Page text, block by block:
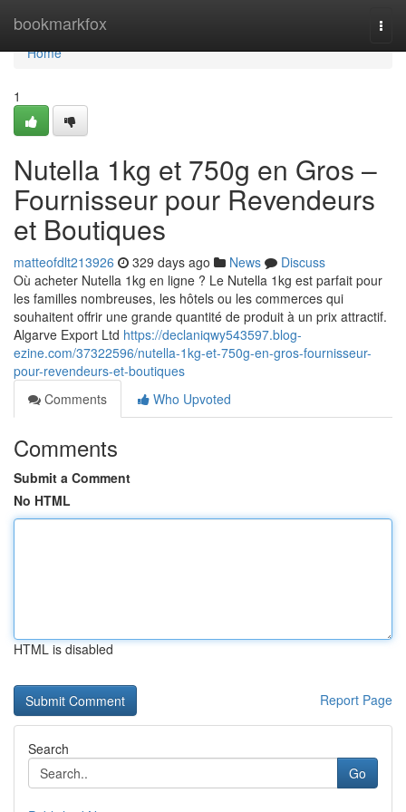
bookmarkfox
Home
Home
1
Nutella 1kg et 750g en Gros –
Fournisseur pour Revendeurs
et Boutiques
matteofdlt213926 329 days ago News
Discuss
Où acheter Nutella 1kg en ligne ? Le Nutella 1kg est parfait pour
les familles nombreuses, les hôtels ou les commerces qui
souhaitent offrir une grande quantité de produit à un prix attractif.
Algarve Export Ltd https://declaniqwy543597.blog-
ezine.com/37322596/nutella-1kg-et-750g-en-gros-fournisseur-
pour-revendeurs-et-boutiques
Comments
Who Upvoted
Comments
Submit a Comment
No HTML
HTML is disabled
Report Page
Search
Go